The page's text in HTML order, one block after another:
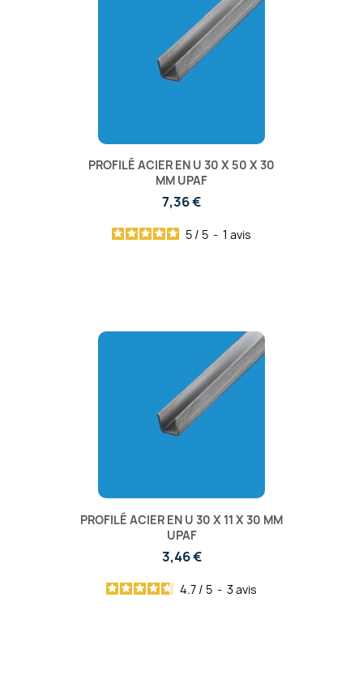
PROFILÉ ACIER EN U 30 X 50 X 30
MM UPAF
7,36 €
5 / 5 - 1 avis
PROFILÉ ACIER EN U 30 X 11 X 30 MM
UPAF
3,46 €
4.7 / 5 - 3avis